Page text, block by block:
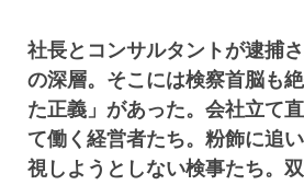
社長とコンサルタントが逮捕
の深層。そこには検察首脳も
た正義」があった。会社立て
て働く経営者たち。粉飾に追
視しようとしない検事たち。